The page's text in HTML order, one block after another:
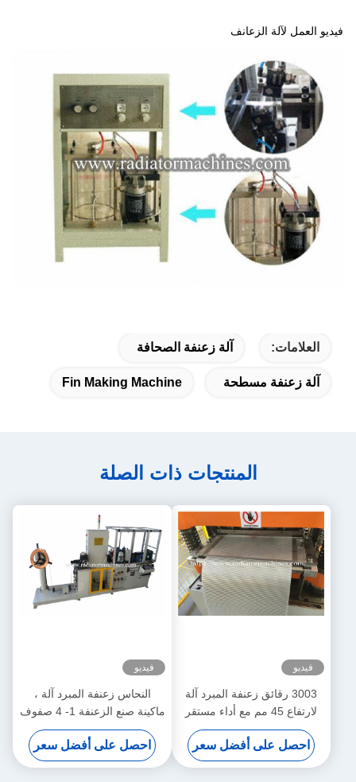
فيديو العمل لآلة الزعانف
العلامات: آلة زعنفة الصحافة
آلة زعنفة مسطحة Fin Making Machine
المنتجات ذات الصلة
فيديو
3003 رقائق زعنفة المبرد آلة
لارتفاع 45 مم مع أداء مستقر
احصل على أفضل سعر
فيديو
النحاس زعنفة المبرد آلة ،
ماكينة صنع الزعنفة 1- 4 صفوف
الأساسية
احصل على أفضل سعر